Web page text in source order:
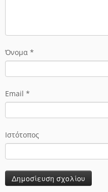
Όνομα *
Email *
Ιστότοπος